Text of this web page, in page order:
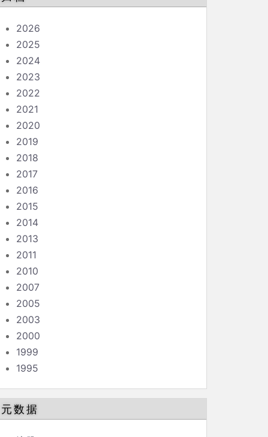
2026
2025
2024
2023
2022
2021
2020
2019
2018
2017
2016
2015
2014
2013
2011
2010
2007
2005
2003
2000
1999
1995
元数据